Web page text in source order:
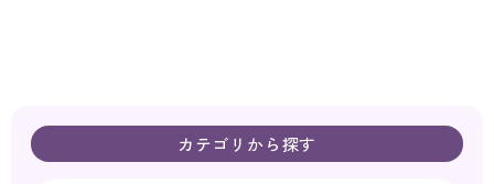
カテゴリから探す